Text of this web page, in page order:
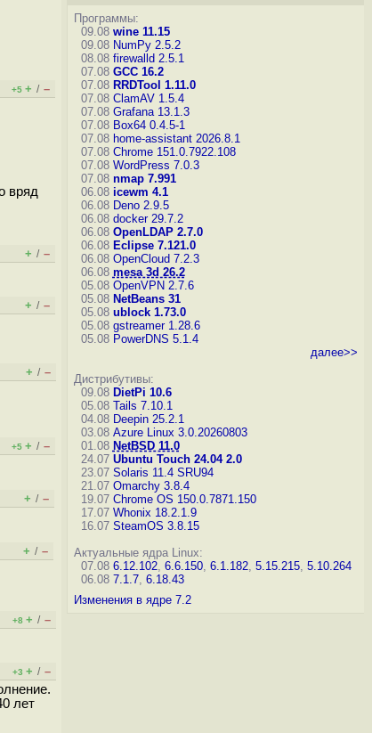
+5 + / –
вряд
+ / –
+ / –
+ / –
+5 + / –
+ / –
+ / –
+8 + / –
+3 + / –
лет
Программы:
09.08 wine 11.15
09.08 NumPy 2.5.2
08.08 firewalld 2.5.1
07.08 GCC 16.2
07.08 RRDTool 1.11.0
07.08 ClamAV 1.5.4
07.08 Grafana 13.1.3
07.08 Box64 0.4.5-1
07.08 home-assistant 2026.8.1
07.08 Chrome 151.0.7922.108
07.08 WordPress 7.0.3
07.08 nmap 7.991
06.08 icewm 4.1
06.08 Deno 2.9.5
06.08 docker 29.7.2
06.08 OpenLDAP 2.7.0
06.08 Eclipse 7.121.0
06.08 OpenCloud 7.2.3
06.08 mesa 3d 26.2
05.08 OpenVPN 2.7.6
05.08 NetBeans 31
05.08 ublock 1.73.0
05.08 gstreamer 1.28.6
05.08 PowerDNS 5.1.4
далее>>
Дистрибутивы:
09.08 DietPi 10.6
05.08 Tails 7.10.1
04.08 Deepin 25.2.1
03.08 Azure Linux 3.0.20260803
01.08 NetBSD 11.0
24.07 Ubuntu Touch 24.04 2.0
23.07 Solaris 11.4 SRU94
21.07 Omarchy 3.8.4
19.07 Chrome OS 150.0.7871.150
17.07 Whonix 18.2.1.9
16.07 SteamOS 3.8.15
Актуальные ядра Linux:
07.08 6.12.102, 6.6.150, 6.1.182, 5.15.215, 5.10.264
06.08 7.1.7, 6.18.43
Изменения в ядре 7.2